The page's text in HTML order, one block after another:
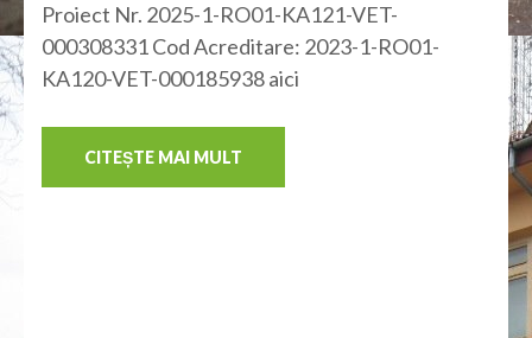
Proiect Nr. 2025-1-RO01-KA121-VET-
000308331 Cod Acreditare: 2023-1-RO01-
KA120-VET-000185938 aici
CITEȘTE MAI MULT